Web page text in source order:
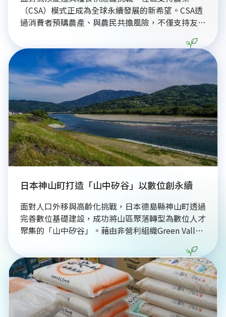
（CSA）模式正成為全球永續發展的新希望。CSA透
過消費者預購農產、與農民共擔風險，不僅支持友善
特尼斯的轉型城鎮運動，到台灣宜蘭冬山的在地實
踐，CSA成功將消費者轉化為土地的合作夥伴。這種
以共享為核心的機制，兼顧環境保護、社會凝聚與地
方經濟循環，不僅提升了社區面對極端氣候的韌性，
更讓食物生產回歸人與土地的深層連結，為全球農業
永續轉型提供了具體且可行的創新行動方向。
日本神山町打造「山中矽谷」以數位創永續
面對人口外移與高齡化挑戰，日本德島縣神山町透過
完善數位基礎建設，成功將山區聚落轉型為數位人才
聚集的「山中矽谷」。藉由非營利組織Green Valley
辦公室，創造遠距就業機會，落實循環經濟與社區共
融。此轉型模式不僅解決勞動力不足，更兼顧文化保
存與環境永續，榮獲地方創生大獎肯定。神山町經驗
證實，偏鄉發展無需複製城市模式，透過數位轉型與
在地特色結合，能有效縮短城鄉差距，為全球地方創